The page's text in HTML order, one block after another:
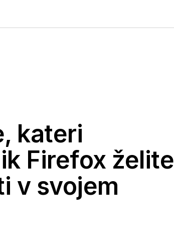
kateri
Firefox želite
v svojem